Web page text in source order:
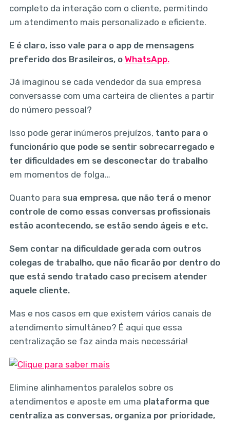
completo da interação com o cliente, permitindo
um atendimento mais personalizado e eficiente.
E é claro, isso vale para o app de mensagens
preferido dos Brasileiros, o WhatsApp.
Já imaginou se cada vendedor da sua empresa
conversasse com uma carteira de clientes a partir
do número pessoal?
Isso pode gerar inúmeros prejuízos, tanto para o
funcionário que pode se sentir sobrecarregado e
ter dificuldades em se desconectar do trabalho
em momentos de folga…
Quanto para sua empresa, que não terá o menor
controle de como essas conversas profissionais
estão acontecendo, se estão sendo ágeis e etc.
Sem contar na dificuldade gerada com outros
colegas de trabalho, que não ficarão por dentro do
que está sendo tratado caso precisem atender
aquele cliente.
Mas e nos casos em que existem vários canais de
atendimento simultâneo? É aqui que essa
centralização se faz ainda mais necessária!
Elimine alinhamentos paralelos sobre os
atendimentos e aposte em uma plataforma que
centraliza as conversas, organiza por prioridade,